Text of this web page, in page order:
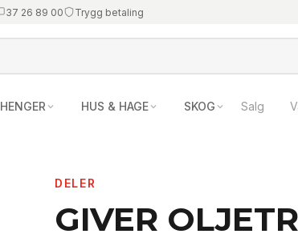
37 26 89 00 Trygg betaling
HENGER HUS & HAGE SKOG Salg
DELER
GIVER